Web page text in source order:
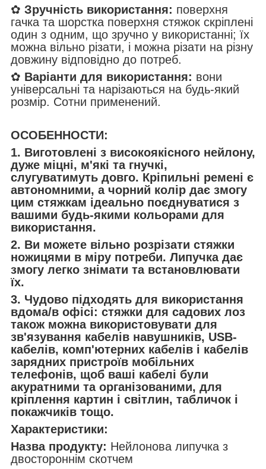
✿ Зручність використання: поверхня
гачка та шорстка поверхня стяжок скріплені
один з одним, що зручно у використанні; їх
можна вільно різати, і можна різати на різну
довжину відповідно до потреб.
✿ Варіанти для використання: вони
універсальні та нарізаються на будь-який
розмір. Сотни применений.
ОСОБЕННОСТИ:
1. Виготовлені з високоякісного нейлону,
дуже міцні, м'які та гнучкі,
слугуватимуть довго. Кріпильні ремені є
автономними, а чорний колір дає змогу
цим стяжкам ідеально поєднуватися з
вашими будь-якими кольорами для
використання.
2. Ви можете вільно розрізати стяжки
ножицями в міру потреби. Липучка дає
змогу легко знімати та встановлювати
їх.
3. Чудово підходять для використання
вдома/в офісі: стяжки для садових лоз
також можна використовувати для
зв'язування кабелів навушників, USB-
кабелів, комп'ютерних кабелів і кабелів
зарядних пристроїв мобільних
телефонів, щоб ваші кабелі були
акуратними та організованими, для
кріплення картин і світлин, табличок і
покажчиків тощо.
Характеристики:
Назва продукту: Нейлонова липучка з
двостороннім скотчем